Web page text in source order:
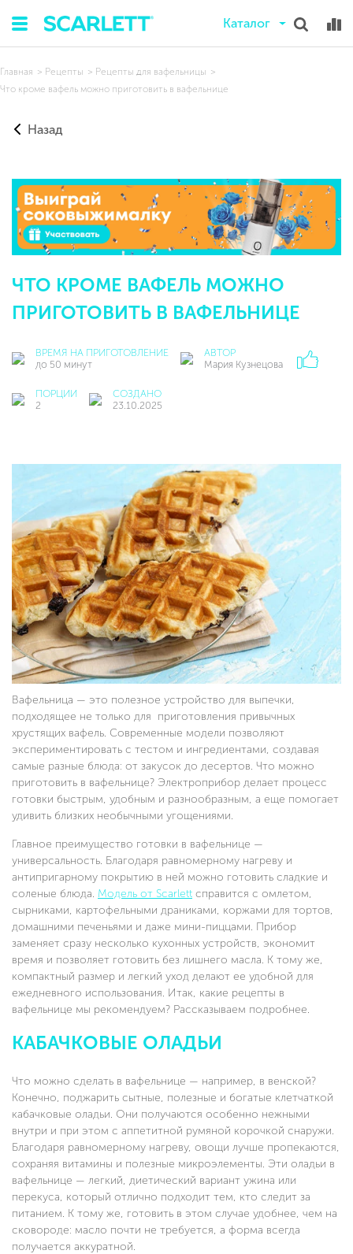
Каталог
Главная Рецепты
Рецепты для вафельницы
Что кроме вафель можно приготовить в вафельнице
Назад
ЧТО КРОМЕ ВАФЕЛЬ МОЖНО
ПРИГОТОВИТЬ В ВАФЕЛЬНИЦЕ
ВРЕМЯ НА ПРИГОТОВЛЕНИЕ
до 50 минут
АВТОР
Мария Кузнецова
ПОРЦИИ
2
СОЗДАНО
23.10.2025
Вафельница — это полезное устройство для выпечки,
подходящее не только для приготовления привычных
хрустящих вафель. Современные модели позволяют
экспериментировать с тестом и ингредиентами, создавая
самые разные блюда: от закусок до десертов. Что можно
приготовить в вафельнице? Электроприбор делает процесс
готовки быстрым, удобным и разнообразным, а еще помогает
удивить близких необычными угощениями.
Главное преимущество готовки в вафельнице —
универсальность. Благодаря равномерному нагреву и
антипригарному покрытию в ней можно готовить сладкие и
соленые блюда. Модель от Scarlett справится с омлетом,
сырниками, картофельными драниками, коржами для тортов,
домашними печеньями и даже мини-пиццами. Прибор
заменяет сразу несколько кухонных устройств, экономит
время и позволяет готовить без лишнего масла. К тому же,
компактный размер и легкий уход делают ее удобной для
ежедневного использования. Итак, какие рецепты в
вафельнице мы рекомендуем? Рассказываем подробнее.
КАБАЧКОВЫЕ ОЛАДЬИ
Что можно сделать в вафельнице — например, в венской?
Конечно, поджарить сытные, полезные и богатые клетчаткой
кабачковые оладьи. Они получаются особенно нежными
внутри и при этом с аппетитной румяной корочкой снаружи.
Благодаря равномерному нагреву, овощи лучше пропекаются,
сохраняя витамины и полезные микроэлементы. Эти оладьи в
вафельнице — легкий, диетический вариант ужина или
перекуса, который отлично подходит тем, кто следит за
питанием. К тому же, готовить в этом случае удобнее, чем на
сковороде: масло почти не требуется, а форма всегда
получается аккуратной.